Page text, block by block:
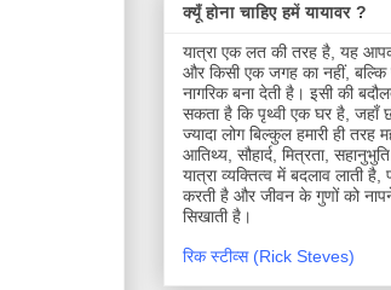
क्यूँ होना चाहिए हमें यायावर ?
यात्रा एक लत की तरह है, यह
और किसी एक जगह का नहीं, बल्कि
नागरिक बना देती है। इसी की
सकता है कि पृथ्वी एक घर है, जहाँ
ज्यादा लोग बिल्कुल हमारी ही तरह
आतिथ्य, सौहार्द, मित्रता,
यात्रा व्यक्तित्व में बदलाव लाती है,
करती है और जीवन के गुणों को
सिखाती है।
रिक स्टीव्स (Rick Steves)